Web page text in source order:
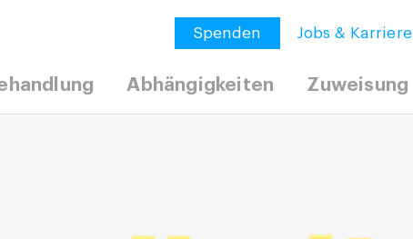
Spenden Jobs & Karriere
Abhängigkeiten Zuweisung